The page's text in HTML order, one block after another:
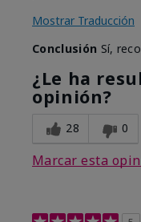
Mostrar Traducción
Conclusión Sí,
¿Le ha
opinión?
28 0
Marcar esta